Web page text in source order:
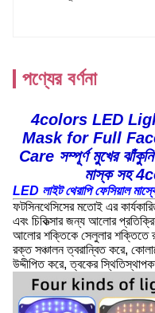
পণ্যের বর্ণনা
4colors LED
Mask for Full
Care সম্পূর্ণ মুখের
মাস্ক সহ
LED লাইট থেরাপি ফেসিয়াল
ফটসিনথেসিসের মতোই এর
এবং চিকিত্সার জন্য আলোর
আলোর শক্তিকে সেলুলার শক্তিতে
রক্ত সঞ্চালন ত্বরান্বিত করে,
উদ্দীপিত করে, ত্বকের